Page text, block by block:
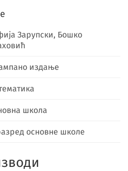
Зарупски, Бошко
издање
школа
основне школе